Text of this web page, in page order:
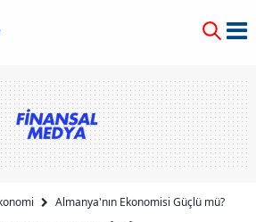
Almanya'nın Ekonomisi Güçlü mü?